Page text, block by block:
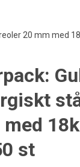
20 mm med
med
st